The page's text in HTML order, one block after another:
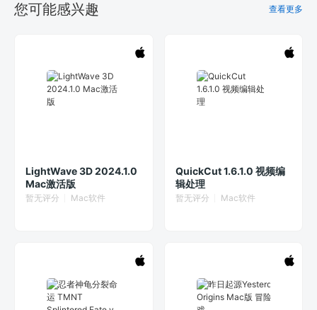
您可能感兴趣 查看更多
LightWave 3D 2024.1.0
Mac激活版
暂无评分 Mac软件
QuickCut 1.6.1.0 视频编
辑处理
暂无评分 Mac软件